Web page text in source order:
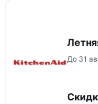
До 31